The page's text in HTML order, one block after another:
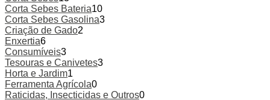
Corta Sebes Bateria10
Corta Sebes Gasolina3
Criação de Gado2
Enxertia6
Consumíveis3
Tesouras e Canivetes3
Horta e Jardim1
Ferramenta Agrícola0
Raticidas, Insecticidas e Outros0